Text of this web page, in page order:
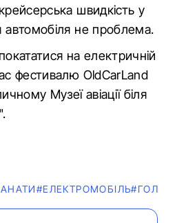
швидкість у
не проблема.
на електричній
фестивалю OldCarLand
Музеї авіації біля
#ЕЛЕКТРОМОБІЛЬ